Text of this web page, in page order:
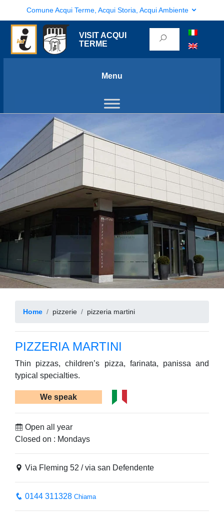
Comune Acqui Terme, Acqui Storia, Acqui Ambiente
VISIT ACQUI
TERME
Menu
Home pizzerie pizzeria martini
PIZZERIA MARTINI
Thin pizzas, children’s pizza, farinata, panissa and
typical specialties.
We speak
Open all year
Closed on : Mondays
Via Fleming 52 / via san Defendente
0144 311328 Chiama